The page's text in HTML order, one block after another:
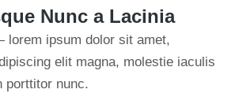
Nunc a Lacinia
lorem ipsum dolor sit amet,
elit magna, molestie iaculis
porttitor nunc.